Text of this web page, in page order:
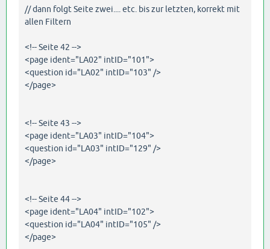
// dann folgt Seite zwei.... etc. bis zur letzten, korrekt mit
allen Filtern
<!-- Seite 42 -->
<page ident="LA02" intID="101">
<question id="LA02" intID="103" />
</page>
<!-- Seite 43 -->
<page ident="LA03" intID="104">
<question id="LA03" intID="129" />
</page>
<!-- Seite 44 -->
<page ident="LA04" intID="102">
<question id="LA04" intID="105" />
</page>